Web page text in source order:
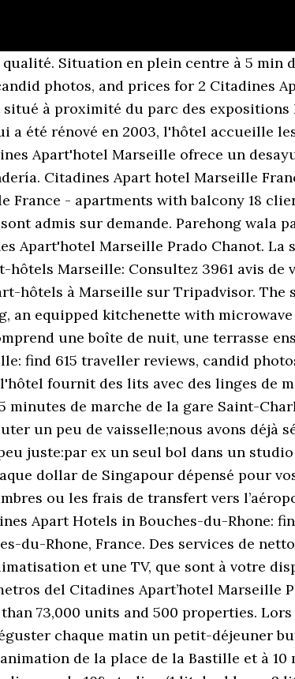
units and 500 properties. Lors de votre séjour à l'établissement Citadines Apart’hotel Marseille, vous pourrez déguster chaque matin un petit-déjeuner buffet continental. Apart'hotel Citadines Bastille Marais Située à 5 minutes à pied de l’animation de la place de la Bastille et à 10 minutes à pied du magnifique quartier du Marais, l'Apart'hotel Citadines Bastille Marais dispose de 108 studios (1 lit double ou 2 lits simples) et 30 appartements. les oreillers ne sont pas terribles. Vieux-Port de Marseille est à quelques minutes. Each kitchen is equipped with a microwave, fridge and electric hobs. parking sous l hotel certes payant mais securisé! Sur place, vous disposerez aussi d'une buanderie. Comment puis-je passer mon temps libre à la propriété ? One of our top picks in Marseille. Vous pourrez même rester connecté grâce au wi-fi gratuit. Best Citadines Apart Hotels in Marseille: find 615 traveller reviews, candid photos, and prices for 2 Citadines Apart Hotels in Marseille, France. Vous pouvez utiliser une véranda pour se bronzer et une terrasse ensoleillée disponibles sur place. Occupant un bâtiment de 6 étages, qui a été rénové en 2003, l'hôtel accueille les clients depuis 1993. The Périer and Rond Point du Prado metro stations are both within 700 metres of the Citadines Apart’hotel Marseille Prado Chanot. Citadines Apart’hotel Marseille provides a daily continental breakfast, served in a buffet style. Les chambres ne sont pas faites pendant le séjour.Le petit déjeuner est cher et n'est pas varié. Il a été rénové en 2003. El Citadines Apart'hotel Marseille ofrece un desayuno buffet continental todos los días, En el establecimiento hay servicio de lavandería. Each of the Citadines’ apartments also has a comfortable seating area and a TV. Les prix à Hôtel Citadines City Centre Marseille commencent à partir de 111€. Available din ang mga laundry facility. Oui, un petit-déjeuner buffet est proposé aux clients. Obtenez les offres pas chères pour un séjour à Citadines Centre Apart Hotel Marseille, Hôtel 3* à Marseille. Each of the Citadines’ apartments also has a comfortable seating area and a TV. on a été envahi par les moustiques! il ne faisait pas chaud dans la chambre ( mistral sur marseille) et je n'ai pas trouvé de couverture supplémentaire. Citadines Apart’hotels ‍offer convenient and comfortable accommodation at prime destinations around the world with amenities for business and leisure travellers. Vous pourrez déguster du vin et dîner dans Le Special et Le Miramar, situés dans le quartier. Citadines Prado Chanot Marseille Apart Hotel - Best Price (Room Rates) Guarantee Book online deal and discounts with lowest price on Hotel Booking. Guests can visit the Prado beaches, located a 10-minute drive from the Citadines Apart'hotel Marseille Castellane. Citadines Castellane Marseille: Note apart-hôtel - consultez 402 avis de voyageurs, 166 photos, les meilleures offres et comparez les prix pour Citadines Castellane Marseille sur Tripadvisor. Citadines Castellane Marseille Bienvenue dans notre appart hôtel Marseille Castellane, en plein cœur de la capitale méditerranéenne. Citadines Castellane Marseille est situé dans le quartier du Prado, à la fois résidentiel et